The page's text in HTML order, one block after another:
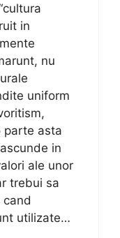
in
nu
uniform
parte asta
in
ale unor
trebui sa
utilizate…